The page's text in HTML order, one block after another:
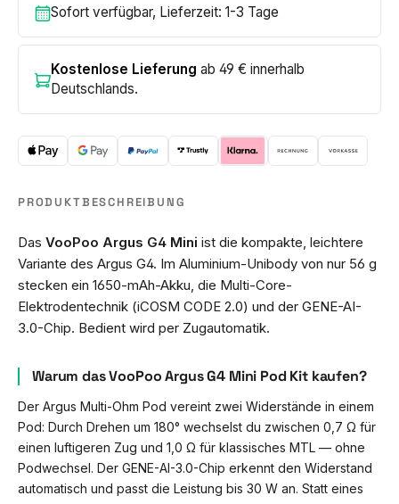
Sofort verfügbar, Lieferzeit: 1-3 Tage
Kostenlose Lieferung ab 49 € innerhalb
Deutschlands.
PRODUKTBESCHREIBUNG
Das VooPoo Argus G4 Mini ist die kompakte, leichtere
Variante des Argus G4. Im Aluminium-Unibody von nur 56 g
stecken ein 1650-mAh-Akku, die Multi-Core-
Elektrodentechnik (iCOSM CODE 2.0) und der GENE-AI-
3.0-Chip. Bedient wird per Zugautomatik.
Warum das VooPoo Argus G4 Mini Pod Kit kaufen?
Der Argus Multi-Ohm Pod vereint zwei Widerstände in einem
Pod: Durch Drehen um 180° wechselst du zwischen 0,7 Ω für
einen luftigeren Zug und 1,0 Ω für klassisches MTL — ohne
Podwechsel. Der GENE-AI-3.0-Chip erkennt den Widerstand
automatisch und passt die Leistung bis 30 W an. Statt eines